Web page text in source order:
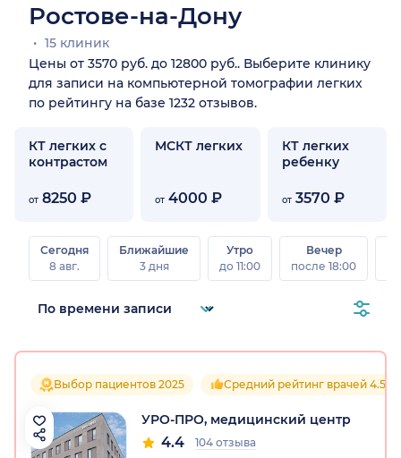
Ростове-на-Дону
15 клиник
Цены от 3570 руб. до 12800 руб.. Выберите клинику
для записи на компьютерной томографии легких
по рейтингу на базе 1232 отзывов.
КТ легких с
контрастом
от 8250 ₽
МСКТ легких
от 4000 ₽
КТ легких
ребенку
от3570 ₽
Сегодня
8 авг.
Ближайшие
3 дня
Утро
до 11:00
Вечер
после 18:00
Выбор пациентов 2025 Средний рейтинг врачей 4.5
УРО-ПРО, медицинский центр
4.4 104 отзыва